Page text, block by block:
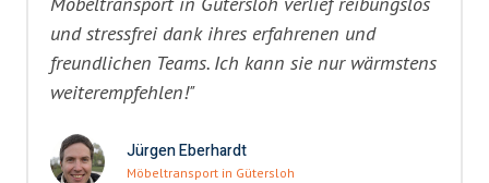
und stressfrei dank ihres erfahrenen und
freundlichen Teams. Ich kann sie nur wärmstens
weiterempfehlen!"
Jürgen Eberhardt
Möbeltransport in Gütersloh